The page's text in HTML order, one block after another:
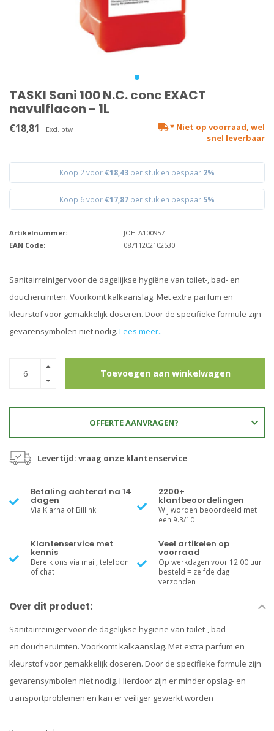
TASKI Sani 100 N.C. conc EXACT
navulflacon - 1L
€18,81 Excl. btw
* Niet op voorraad, wel
snel leverbaar
Koop 2 voor €18,43 per stuk en bespaar 2%
Koop 6 voor €17,87 per stuk en bespaar 5%
Artikelnummer:
JOH-A100957
EAN Code:
08711202102530
Sanitairreiniger voor de dagelijkse hygiëne van toilet-, bad- en
doucheruimten. Voorkomt kalkaanslag. Met extra parfum en
kleurstof voor gemakkelijk doseren. Door de specifieke formule zijn
gevarensymbolen niet nodig. Lees meer..
Toevoegen aan winkelwagen
OFFERTE AANVRAGEN?
Levertijd: vraag onze klantenservice
Betaling achteraf na 14
dagen
Via Klarna of Billink
2200+
klantbeoordelingen
Wij worden beoordeeld met
een 9.3/10
Klantenservice met
kennis
Bereik ons via mail, telefoon
of chat
Veel artikelen op
voorraad
Op werkdagen voor 12.00 uur
besteld = zelfde dag
verzonden
Over dit product:
Sanitairreiniger voor de dagelijkse hygiëne van toilet-, bad-
en doucheruimten. Voorkomt kalkaanslag. Met extra parfum en
kleurstof voor gemakkelijk doseren. Door de specifieke formule zijn
gevarensymbolen niet nodig. Hierdoor zijn er minder opslag- en
transportproblemen en kan er veiliger gewerkt worden